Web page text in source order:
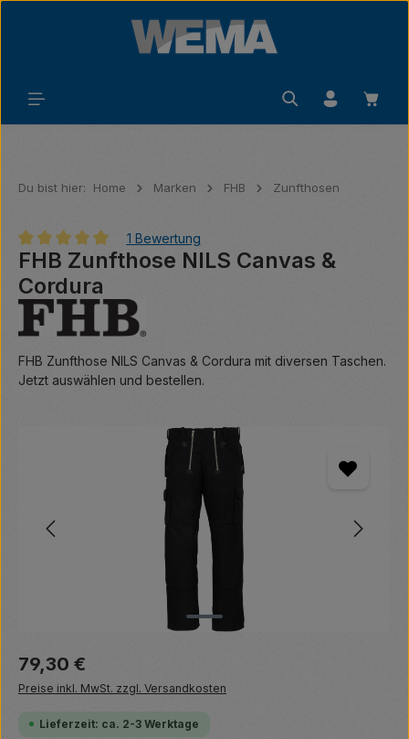
Zum Hauptinhalt springen
Du bist hier: Home Marken FHB Zunfthosen
Durchschnittliche Bewertung von 5 von 5 Sternen
1 Bewertung
FHB Zunfthose NILS Canvas &
Cordura
FHB Zunfthose NILS Canvas & Cordura mit diversen Taschen.
Jetzt auswählen und bestellen.
Bildergalerie überspringen
Regulärer Preis:
79,30 €
Preise inkl. MwSt. zzgl. Versandkosten
Lieferzeit: ca. 2-3 Werktage